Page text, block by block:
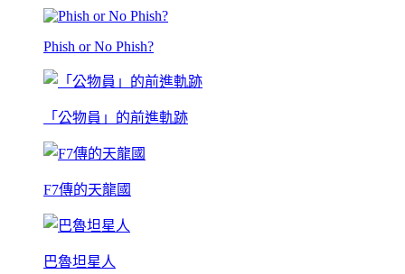
Phish or No Phish?
「公物員」的前進軌跡
F7傳的天龍國
巴魯坦星人